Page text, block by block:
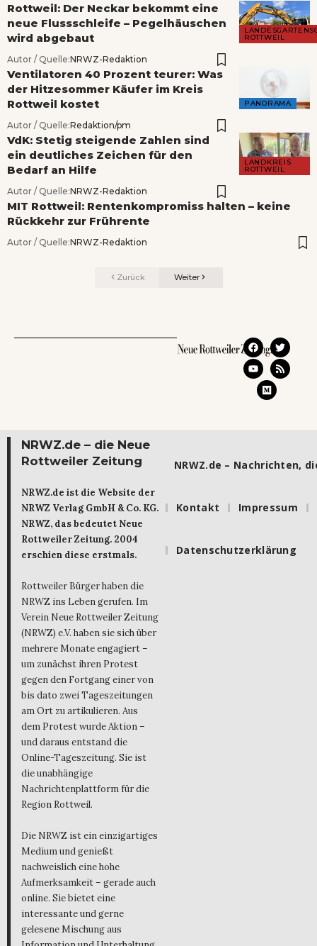
ROTTWEIL
Rottweil: Der Neckar bekommt eine
neue Flussschleife – Pegelhäuschen
wird abgebaut
Autor / Quelle:NRWZ-Redaktion
PANORAMA
Ventilatoren 40 Prozent teurer: Was
der Hitzesommer Käufer im Kreis
Rottweil kostet
Autor / Quelle:Redaktion/pm
LANDKREIS
ROTTWEIL
VdK: Stetig steigende Zahlen sind
ein deutliches Zeichen für den
Bedarf an Hilfe
Autor / Quelle:NRWZ-Redaktion
MIT Rottweil: Rentenkompromiss halten – keine
Rückkehr zur Frührente
Autor / Quelle:NRWZ-Redaktion
Zurück Weiter
NRWZ.de – die Neue
Rottweiler Zeitung
NRWZ.de ist die Website der
NRWZ Verlag GmbH & Co. KG.
NRWZ, das bedeutet Neue
Rottweiler Zeitung. 2004
erschien diese erstmals.
Rottweiler Bürger haben die
NRWZ ins Leben gerufen. Im
Verein Neue Rottweiler Zeitung
(NRWZ) e.V. haben sie sich über
mehrere Monate engagiert –
um zunächst ihren Protest
gegen den Fortgang einer von
bis dato zwei Tageszeitungen
am Ort zu artikulieren. Aus
dem Protest wurde Aktion –
und daraus entstand die
Online-Tageszeitung. Sie ist
die unabhängige
Nachrichtenplattform für die
Region Rottweil.
Die NRWZ ist ein einzigartiges
Medium und genießt
nachweislich eine hohe
Aufmerksamkeit – gerade auch
online. Sie bietet eine
interessante und gerne
gelesene Mischung aus
NRWZ.de – Nachrichten,
Kontakt Impressum
Datenschutzerklärung